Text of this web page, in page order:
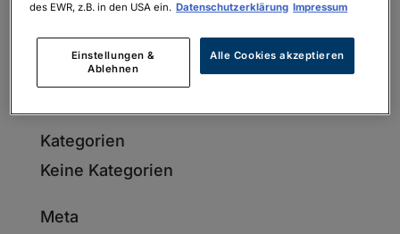
Neueste Kommentare
Archiv
Kategorien
Keine Kategorien
Meta
des EWR, z.B. in den USA ein. Datenschutzerklärung Impressum
Einstellungen &
Ablehnen
Alle Cookies akzeptieren